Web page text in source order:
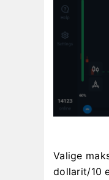
Valige
dollarit/10